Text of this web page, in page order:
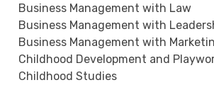
Business Management with Law
Business Management with
Business Management with
Childhood Development and
Childhood Studies